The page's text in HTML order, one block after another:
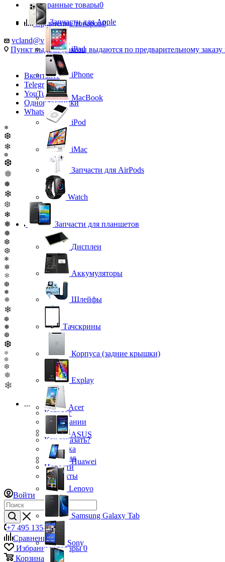
Избранные товары0
Сравнение товаров0
vcland@vcland.ru
Пункт выдачи (заказы выдаются по предварительному заказу
Вконтакте
Telegram
YouTube
Одноклассники
WhatsApp
❄
❆
❄
❆
❆
❅
❅
❄
❆
❄
❅
❅
❆
❆
❄
❄
❄
❆
❅
❅
❄
❆
❅
❆
❆
❄
❆
❆
❅
❄
...
Каталог
О компании
Бренды
Как заказать?
Доставка
Гарантия
Новости
Контакты
Войти
+7 495 135-39-43
Сравнение0
Избранные товары 0
Корзина
Запчасти для Apple
iPad
iPhone
MacBook
iPod
iMac
Запчасти для AirPods
Watch
Запчасти для планшетов
Дисплеи
Аккумуляторы
Шлейфы
Тачскрины
Корпуса (задние крышки)
Explay
Acer
ASUS
Huawei
Lenovo
Samsung Galaxy Tab
Sony